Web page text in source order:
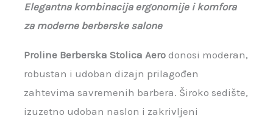
Elegantna kombinacija ergonomije i komfora
za moderne berberske salone
Proline Berberska Stolica Aero donosi moderan,
robustan i udoban dizajn prilagođen
zahtevima savremenih barbera. Široko sedište,
izuzetno udoban naslon i zakrivljeni